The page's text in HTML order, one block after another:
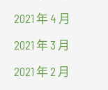
2021 年 4 月
2021 年 3 月
2021 年 2 月